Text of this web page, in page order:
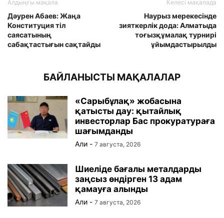
Алдыңғы мақала
Дәурен Абаев: Жаңа
Конституция тіл
саясатының
сабақтастығын сақтайды
Келесі мақалада
Наурыз мерекесінде
зияткерлік дода: Алматыда
тоғызқұмалақ турнирі
ұйымдастырылды
БАЙЛАНЫСТЫ МАҚАЛАЛАР
«Сарыбұлақ» жобасына
қатысты дау: қытайлық
инвесторлар Бас прокуратураға
шағымданды
Али - 7 августа, 2026
Шиеліде бағалы металдарды
заңсыз өндірген 13 адам
қамауға алынды
Али - 7 августа, 2026